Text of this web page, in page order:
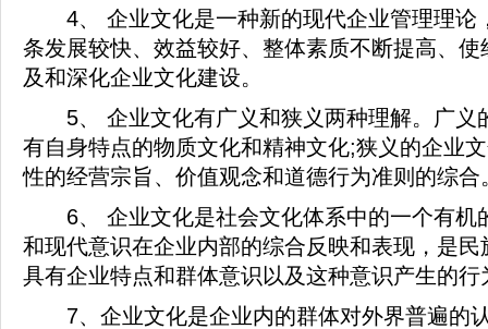
4、 企业文化是一种新的现代企业管理理论
条发展较快、效益较好、整体素质不断提高、
及和深化企业文化建设。
5、 企业文化有广义和狭义两种理解。广义
有自身特点的物质文化和精神文化;狭义的企业
性的经营宗旨、价值观念和道德行为准则的综合
6、 企业文化是社会文化体系中的一个有机
和现代意识在企业内部的综合反映和表现，是
具有企业特点和群体意识以及这种意识产生的行
7、企业文化是企业内的群体对外界普遍的